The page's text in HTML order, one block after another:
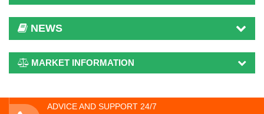
NEWS
MARKET INFORMATION
ADVICE AND SUPPORT 24/7